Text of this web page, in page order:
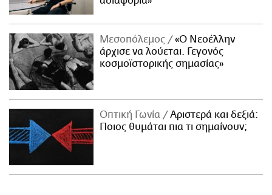
Μεσοπόλεμος
«Ο Νεοέλλην
άρχισε να λούεται. Γεγονός
κοσμοϊστορικής σημασίας»
Οπτική Γωνία
Αριστερά και δεξιά:
Ποιος θυμάται πια τι σημαίνουν;